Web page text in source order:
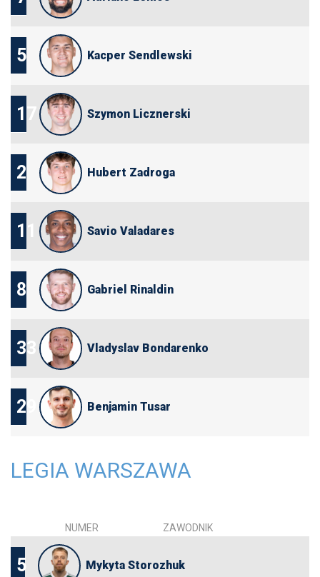
5 Kacper Sendlewski
17 Szymon Licznerski
2 Hubert Zadroga
11 Savio Valadares
8 Gabriel Rinaldin
33 Vladyslav Bondarenko
29 Benjamin Tusar
LEGIA WARSZAWA
NUMER ZAWODNIK
5 Mykyta Storozhuk